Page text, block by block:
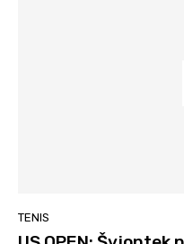
TENIS